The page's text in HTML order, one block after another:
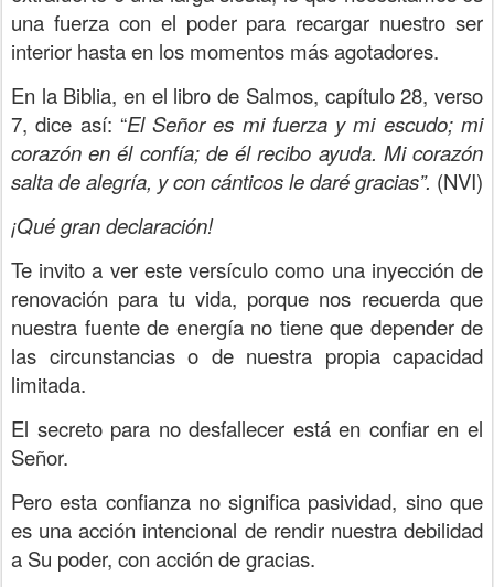
una fuerza con el poder para recargar nuestro ser
interior hasta en los momentos más agotadores.
En la Biblia, en el libro de Salmos, capítulo 28, verso
7, dice así: “El Señor es mi fuerza y mi escudo; mi
corazón en él confía; de él recibo ayuda. Mi corazón
salta de alegría, y con cánticos le daré gracias”. (NVI)
¡Qué gran declaración!
Te invito a ver este versículo como una inyección de
renovación para tu vida, porque nos recuerda que
nuestra fuente de energía no tiene que depender de
las circunstancias o de nuestra propia capacidad
limitada.
El secreto para no desfallecer está en confiar en el
Señor.
Pero esta confianza no significa pasividad, sino que
es una acción intencional de rendir nuestra debilidad
a Su poder, con acción de gracias.